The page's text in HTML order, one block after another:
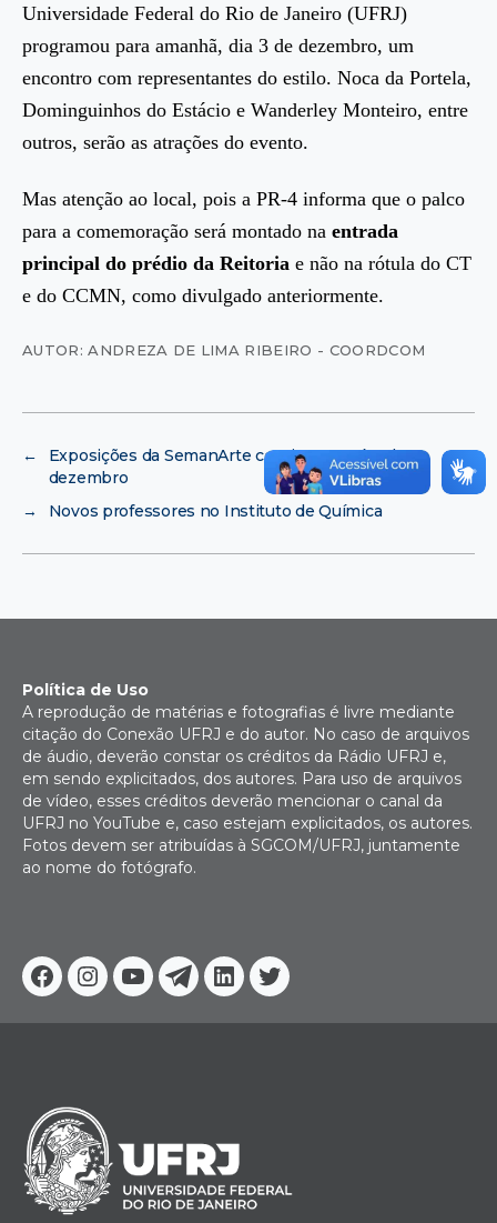
Universidade Federal do Rio de Janeiro (UFRJ)
programou para amanhã, dia 3 de dezembro, um
encontro com representantes do estilo. Noca da Portela,
Dominguinhos do Estácio e Wanderley Monteiro, entre
outros, serão as atrações do evento.
Mas atenção ao local, pois a PR-4 informa que o palco
para a comemoração será montado na entrada
principal do prédio da Reitoria e não na rótula do CT
e do CCMN, como divulgado anteriormente.
AUTOR: ANDREZA DE LIMA RIBEIRO - COORDCOM
←
Exposições da SemanArte continuam até 3 de
dezembro
→
Novos professores no Instituto de Química
Facebook
Instagram
YoutubeTelegram
Linkedin
Twitter
Política de Uso
A reprodução de matérias e fotografias é livre mediante
citação do Conexão UFRJ e do autor. No caso de arquivos
de áudio, deverão constar os créditos da Rádio UFRJ e,
em sendo explicitados, dos autores. Para uso de arquivos
de vídeo, esses créditos deverão mencionar o canal da
UFRJ no YouTube e, caso estejam explicitados, os autores.
Fotos devem ser atribuídas à SGCOM/UFRJ, juntamente
ao nome do fotógrafo.